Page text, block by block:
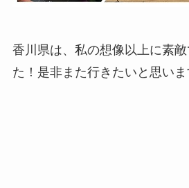
香川県は、私の想像以上に素
た！是非また行きたいと思い